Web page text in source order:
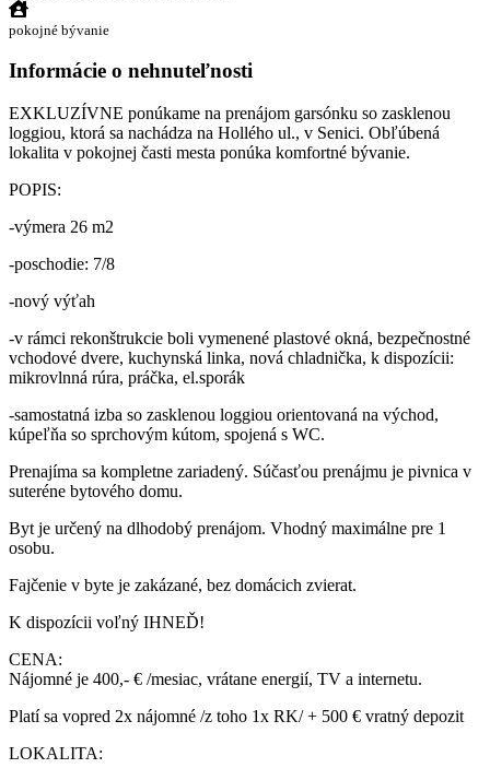
pokojné bývanie
Informácie o nehnuteľnosti
EXKLUZÍVNE ponúkame na prenájom garsónku so zasklenou
loggiou, ktorá sa nachádza na Hollého ul., v Senici. Obľúbená
lokalita v pokojnej časti mesta ponúka komfortné bývanie.
POPIS:
-výmera 26 m2
-poschodie: 7/8
-nový výťah
-v rámci rekonštrukcie boli vymenené plastové okná, bezpečnostné
vchodové dvere, kuchynská linka, nová chladnička, k dispozícii:
mikrovlnná rúra, práčka, el.sporák
-samostatná izba so zasklenou loggiou orientovaná na východ,
kúpeľňa so sprchovým kútom, spojená s WC.
Prenajíma sa kompletne zariadený. Súčasťou prenájmu je pivnica v
suteréne bytového domu.
Byt je určený na dlhodobý prenájom. Vhodný maximálne pre 1
osobu.
Fajčenie v byte je zakázané, bez domácich zvierat.
K dispozícii voľný IHNEĎ!
CENA:
Nájomné je 400,- € /mesiac, vrátane energií, TV a internetu.
Platí sa vopred 2x nájomné /z toho 1x RK/ + 500 € vratný depozit
LOKALITA: